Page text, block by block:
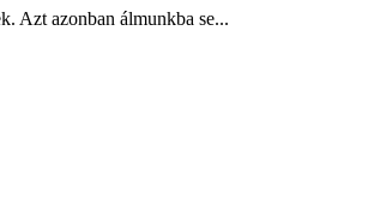
Azt azonban álmunkba se...